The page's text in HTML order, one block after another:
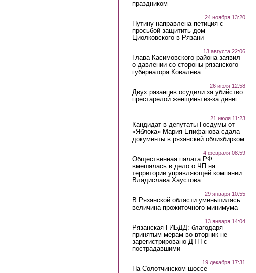
праздником
24 ноября 13:20
Путину направлена петиция с
просьбой защитить дом
Циолковского в Рязани
13 августа 22:06
Глава Касимовского района заявил
о давлении со стороны рязанского
губернатора Ковалева
26 июля 12:58
Двух рязанцев осудили за убийство
престарелой женщины из-за денег
21 июля 11:23
Кандидат в депутаты Госдумы от
«Яблока» Мария Епифанова сдала
документы в рязанский облизбирком
4 февраля 08:59
Общественная палата РФ
вмешалась в дело о ЧП на
территории управляющей компании
Владислава Хаустова
29 января 10:55
В Рязанской области уменьшилась
величина прожиточного минимума
13 января 14:04
Рязанская ГИБДД: благодаря
принятым мерам во вторник не
зарегистрировано ДТП с
пострадавшими
19 декабря 17:31
На Солотчинском шоссе